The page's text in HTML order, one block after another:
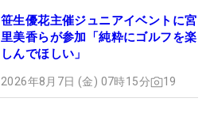
笹生優花主催ジュニアイベントに宮
里美香らが参加「純粋にゴルフを楽
しんでほしい」
2026年8月7日 (金) 07時15分 19